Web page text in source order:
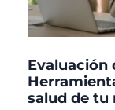
Evaluación
salud de tu